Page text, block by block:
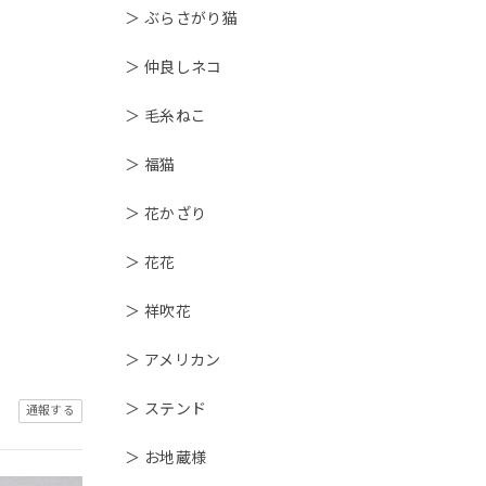
＞ ぶらさがり猫
＞ 仲良しネコ
＞ 毛糸ねこ
＞ 福猫
＞ 花かざり
＞ 花花
＞ 祥吹花
＞ アメリカン
＞ ステンド
＞ お地蔵様
通報する